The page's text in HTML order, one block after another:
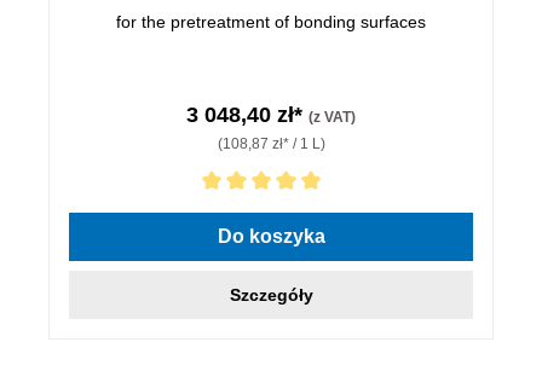
for the pretreatment of bonding surfaces
3 048,40 zł* (z VAT)
(108,87 zł* / 1 L)
Średnia ocena 5 z 5 gwiazdek
Do koszyka
Szczegóły